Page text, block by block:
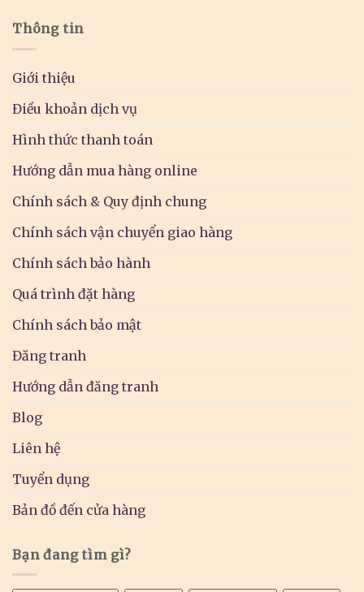
Thông tin
Giới thiệu
Điều khoản dịch vụ
Hình thức thanh toán
Hướng dẫn mua hàng online
Chính sách & Quy định chung
Chính sách vận chuyển giao hàng
Chính sách bảo hành
Quá trình đặt hàng
Chính sách bảo mật
Đăng tranh
Hướng dẫn đăng tranh
Blog
Liên hệ
Tuyển dụng
Bản đồ đến cửa hàng
Bạn đang tìm gì?